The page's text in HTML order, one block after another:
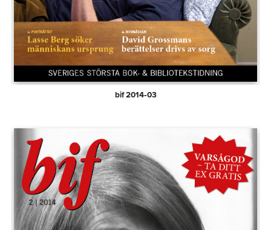
bif 2014‑03